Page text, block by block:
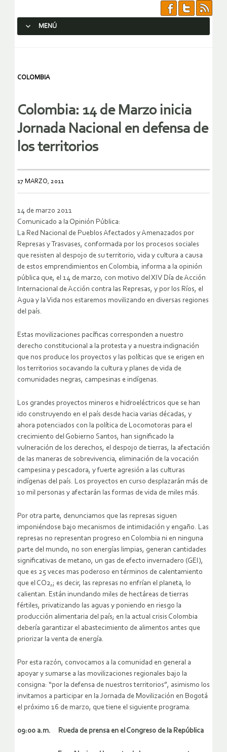
MENÚ
COLOMBIA
Colombia: 14 de Marzo inicia
Jornada Nacional en defensa de
los territorios
17 MARZO, 2011
14 de marzo 2011
Comunicado a la Opinión Pública:
La Red Nacional de Pueblos Afectados y Amenazados por
Represas y Trasvases, conformada por los procesos sociales
que resisten al despojo de su territorio, vida y cultura a causa
de estos emprendimientos en Colombia, informa a la opinión
pública que, el 14 de marzo, con motivo del XIV Día de Acción
Internacional de Acción contra las Represas, y por los Ríos, el
Agua y la Vida nos estaremos movilizando en diversas regiones
del país.
Estas movilizaciones pacíficas corresponden a nuestro
derecho constitucional a la protesta y a nuestra indignación
que nos produce los proyectos y las políticas que se erigen en
los territorios socavando la cultura y planes de vida de
comunidades negras, campesinas e indígenas.
Los grandes proyectos mineros e hidroeléctricos que se han
ido construyendo en el país desde hacia varias décadas, y
ahora potenciados con la política de Locomotoras para el
crecimiento del Gobierno Santos, han significado la
vulneración de los derechos, el despojo de tierras, la afectación
de las maneras de sobrevivencia, eliminación de la vocación
campesina y pescadora, y fuerte agresión a las culturas
indígenas del país. Los proyectos en curso desplazarán más de
10 mil personas y afectarán las formas de vida de miles más.
Por otra parte, denunciamos que las represas siguen
imponiéndose bajo mecanismos de intimidación y engaño. Las
represas no representan progreso en Colombia ni en ninguna
parte del mundo, no son energías limpias, generan cantidades
significativas de metano, un gas de efecto invernadero (GEI),
que es 25 veces mas poderoso en términos de calentamiento
que el CO2,; es decir, las represas no enfrían el planeta, lo
calientan. Están inundando miles de hectáreas de tierras
fértiles, privatizando las aguas y poniendo en riesgo la
producción alimentaria del país; en la actual crisis Colombia
debería garantizar el abastecimiento de alimentos antes que
priorizar la venta de energía.
Por esta razón, convocamos a la comunidad en general a
apoyar y sumarse a las movilizaciones regionales bajo la
consigna: “por la defensa de nuestros territorios”, asimismo los
invitamos a participar en la Jornada de Movilización en Bogotá
el próximo 16 de marzo, que tiene el siguiente programa:
09:00 a.m. Rueda de prensa en el Congreso de la República